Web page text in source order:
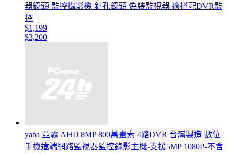
器鏡頭 監控攝影機 針孔鏡頭 偽裝監視器 適搭配DVR監
控
$1,199
$3,200
yaba 亞霸 AHD 8MP 800萬畫素 4路DVR 台灣製造 數位
手機遠端網路監視器監控錄影主機-支援5MP 1080P-不含